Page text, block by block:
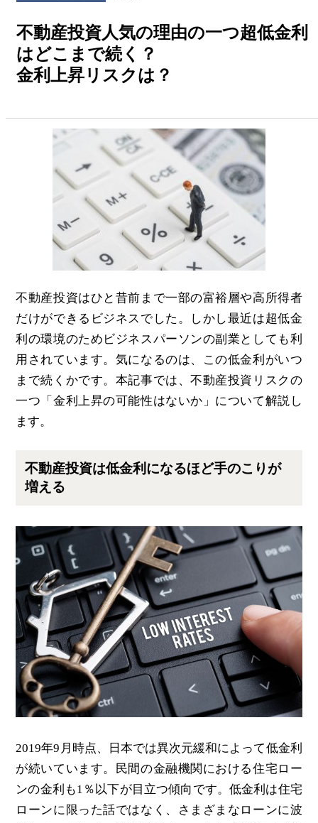
不動産投資人気の理由の一つ超低金利
はどこまで続く？
金利上昇リスクは？
不動産投資はひと昔前まで一部の富裕層や高所得者
だけができるビジネスでした。しかし最近は超低金
利の環境のためビジネスパーソンの副業としても利
用されています。気になるのは、この低金利がいつ
まで続くかです。本記事では、不動産投資リスクの
一つ「金利上昇の可能性はないか」について解説し
ます。
不動産投資は低金利になるほど手のこりが
増える
2019年9月時点、日本では異次元緩和によって低金利
が続いています。民間の金融機関における住宅ロー
ンの金利も1％以下が目立つ傾向です。低金利は住宅
ローンに限った話ではなく、さまざまなローンに波